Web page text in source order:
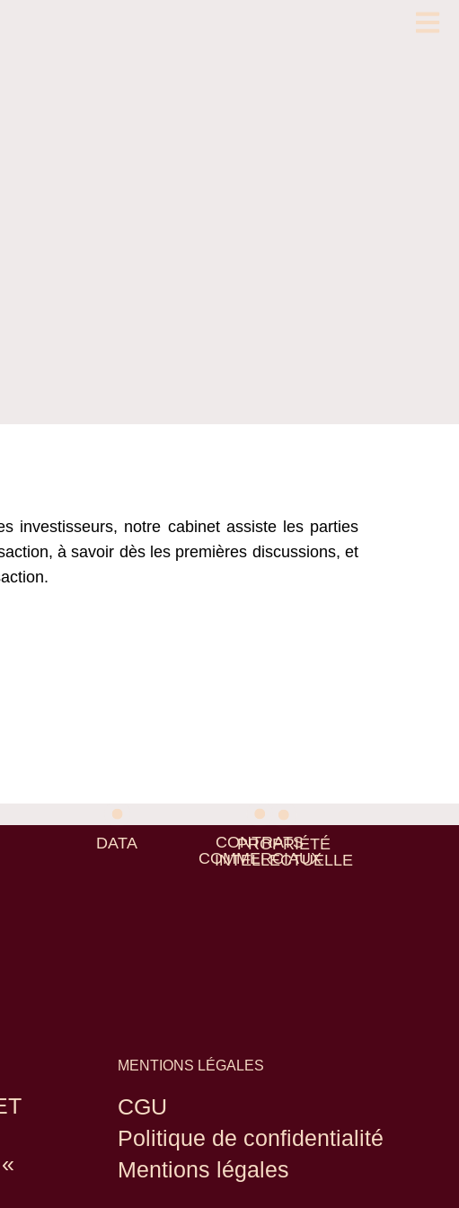
investisseurs, notre cabinet assiste les parties
à savoir dès les premières discussions, et
CONTRATS
COMMERCIAUX
DATA
PROPRIÉTÉ
INTELLECTUELLE
MENTIONS LÉGALES
CGU
Politique de confidentialité
Mentions légales